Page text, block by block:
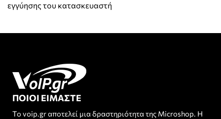
εγγύησης του κατασκευαστή
ΠΟΙΟΙ ΕΙΜΑΣΤΕ
Το voip.gr αποτελεί μια δραστηριότητα της Microshop. Η